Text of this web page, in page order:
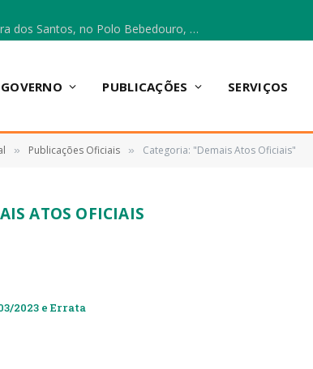
Escola Municipal Vicentina Vieira dos Santos, no Polo Bebedouro, recebeu materiais para a implantação do Cantinho da Leitura e da Sala Multidisciplinar.
PUBLICAÇÕES SERVIÇOS
» Publicações Oficiais » Categoria: "Demais Atos Oficiais"
ATOS OFICIAIS
2023 e Errata